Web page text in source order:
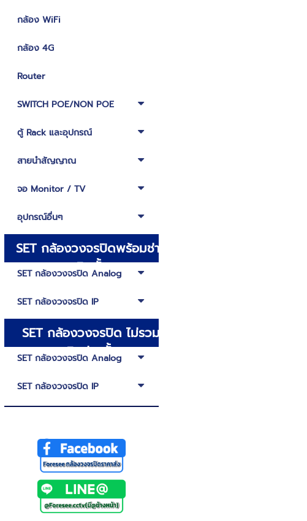
กล้อง WiFi
กล้อง 4G
Router
SWITCH POE/NON POE
ตู้ Rack และอุปกรณ์
สายนำสัญญาณ
จอ Monitor / TV
อุปกรณ์อื่นๆ
SET กล้องวงจรปิดพร้อมช่าง
ติดตั้ง
SET กล้องวงจรปิด Analog
SET กล้องวงจรปิด IP
SET กล้องวงจรปิด ไม่รวม
ติดช่างตั้ง
SET กล้องวงจรปิด Analog
SET กล้องวงจรปิด IP